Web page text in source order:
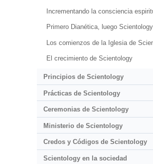
Incrementando la consciencia
Primero Dianética, luego Scientology
Los comienzos de la Iglesia de
El crecimiento de Scientology
Principios de Scientology
Prácticas de Scientology
Ceremonias de Scientology
Ministerio de Scientology
Credos y Códigos de Scientology
Scientology en la sociedad